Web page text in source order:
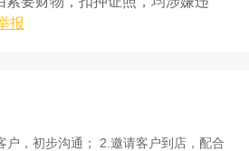
报
户，初步沟通； 2.邀请客户到店，配合